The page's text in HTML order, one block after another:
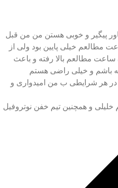
پیگیر و خوبی هستن من من قبل
مطالعم خیلی پایین بود ولی از
مطالعم بالا رفته و باعث
باشم و خیلی راضی هستم
هر شرایطی ب من امیدواری و
و همچنین تیم خفن نوتروفیل